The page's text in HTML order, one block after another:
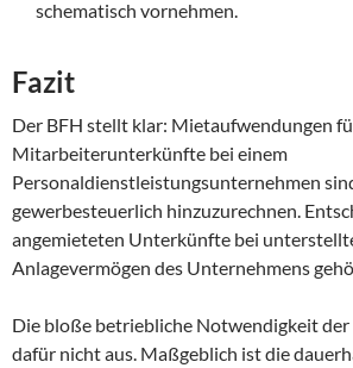
schematisch vornehmen.
Fazit
Der BFH stellt klar: Mietaufwendungen
Mitarbeiterunterkünfte bei einem
Personaldienstleistungsunternehmen
gewerbesteuerlich hinzuzurechnen.
angemieteten Unterkünfte bei
Anlagevermögen des Unternehmens
Die bloße betriebliche Notwendigkeit
dafür nicht aus. Maßgeblich ist die